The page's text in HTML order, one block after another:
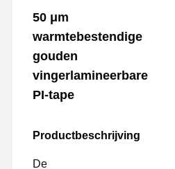
50 μm
warmtebestendige
gouden
vingerlamineerbare
PI-tape
Productbeschrijving
De